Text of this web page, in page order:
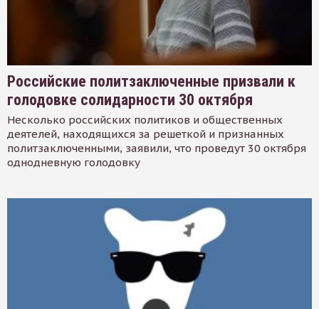
Российские политзаключенные призвали к
голодовке солидарности 30 октября
Несколько российских политиков и общественных
деятелей, находящихся за решеткой и признанных
политзаключенными, заявили, что проведут 30 октября
однодневную голодовку